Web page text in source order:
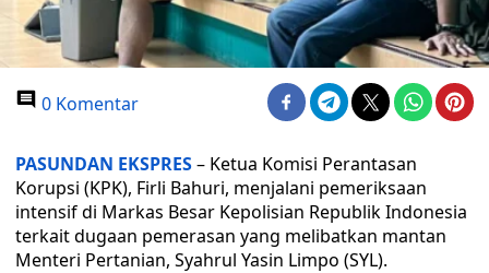
0 Komentar
PASUNDAN EKSPRES– Ketua Komisi Perantasan
Korupsi (KPK), Firli Bahuri, menjalani pemeriksaan
intensif di Markas Besar Kepolisian Republik Indonesia
terkait dugaan pemerasan yang melibatkan mantan
Menteri Pertanian, Syahrul Yasin Limpo (SYL).